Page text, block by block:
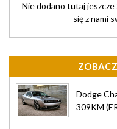
Nie dodano tutaj jeszcze
się z nami
Dodge
309KM